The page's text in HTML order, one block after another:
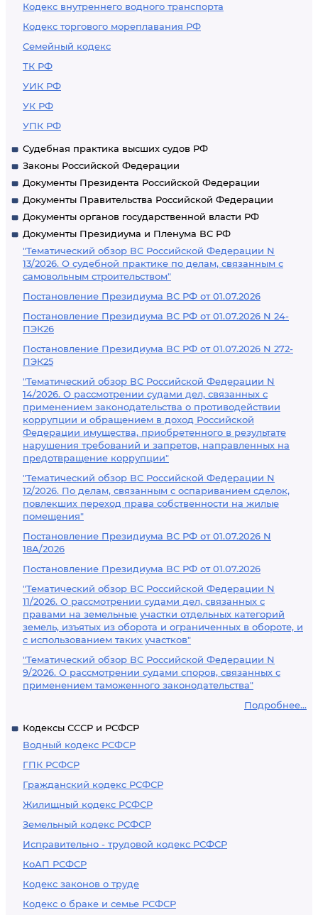
Кодекс внутреннего водного транспорта
Кодекс торгового мореплавания РФ
Семейный кодекс
ТК РФ
УИК РФ
УК РФ
УПК РФ
Судебная практика высших судов РФ
Законы Российской Федерации
Документы Президента Российской Федерации
Документы Правительства Российской Федерации
Документы органов государственной власти РФ
Документы Президиума и Пленума ВС РФ
"Тематический обзор ВС Российской Федерации N
13/2026. О судебной практике по делам, связанным с
самовольным строительством"
Постановление Президиума ВС РФ от 01.07.2026
Постановление Президиума ВС РФ от 01.07.2026 N 24-
ПЭК26
Постановление Президиума ВС РФ от 01.07.2026 N 272-
ПЭК25
"Тематический обзор ВС Российской Федерации N
14/2026. О рассмотрении судами дел, связанных с
применением законодательства о противодействии
коррупции и обращением в доход Российской
Федерации имущества, приобретенного в результате
нарушения требований и запретов, направленных на
предотвращение коррупции"
"Тематический обзор ВС Российской Федерации N
12/2026. По делам, связанным с оспариванием сделок,
повлекших переход права собственности на жилые
помещения"
Постановление Президиума ВС РФ от 01.07.2026 N
18А/2026
Постановление Президиума ВС РФ от 01.07.2026
"Тематический обзор ВС Российской Федерации N
11/2026. О рассмотрении судами дел, связанных с
правами на земельные участки отдельных категорий
земель, изъятых из оборота и ограниченных в обороте, и
с использованием таких участков"
"Тематический обзор ВС Российской Федерации N
9/2026. О рассмотрении судами споров, связанных с
применением таможенного законодательства"
Подробнее...
Кодексы СССР и РСФСР
Водный кодекс РСФСР
ГПК РСФСР
Гражданский кодекс РСФСР
Жилищный кодекс РСФСР
Земельный кодекс РСФСР
Исправительно - трудовой кодекс РСФСР
КоАП РСФСР
Кодекс законов о труде
Кодекс о браке и семье РСФСР